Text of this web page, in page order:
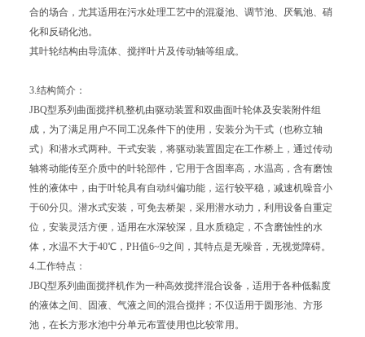
合的场合，尤其适用在污水处理工艺中的混凝池、调节池、厌氧池、硝
化和反硝化池。
其叶轮结构由导流体、搅拌叶片及传动轴等组成。
3.结构简介：
JBQ型系列曲面搅拌机整机由驱动装置和双曲面叶轮体及安装附件组
成，为了满足用户不同工况条件下的使用，安装分为干式（也称立轴
式）和潜水式两种。干式安装，将驱动装置固定在工作桥上，通过传动
轴将动能传至介质中的叶轮部件，它用于含固率高，水温高，含有磨蚀
性的液体中，由于叶轮具有自动纠偏功能，运行较平稳，减速机噪音小
于60分贝。潜水式安装，可免去桥架，采用潜水动力，利用设备自重定
位，安装灵活方便，适用在水深较深，且水质稳定，不含磨蚀性的水
体，水温不大于40℃，PH值6~9之间，其特点是无噪音，无视觉障碍。
4.工作特点：
JBQ型系列曲面搅拌机作为一种高效搅拌混合设备，适用于各种低黏度
的液体之间、固液、气液之间的混合搅拌；不仅适用于圆形池、方形
池，在长方形水池中分单元布置使用也比较常用。